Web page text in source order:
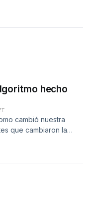
para renunciar al
hecho
cambió nuestra
que cambiaron la